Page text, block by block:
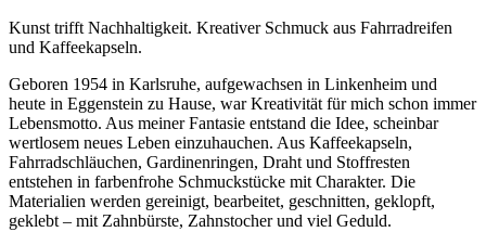
Kunst trifft Nachhaltigkeit. Kreativer Schmuck aus Fahrradreifen
und Kaffeekapseln.
Geboren 1954 in Karlsruhe, aufgewachsen in Linkenheim und
heute in Eggenstein zu Hause, war Kreativität für mich schon immer
Lebensmotto. Aus meiner Fantasie entstand die Idee, scheinbar
wertlosem neues Leben einzuhauchen. Aus Kaffeekapseln,
Fahrradschläuchen, Gardinenringen, Draht und Stoffresten
entstehen in farbenfrohe Schmuckstücke mit Charakter. Die
Materialien werden gereinigt, bearbeitet, geschnitten, geklopft,
geklebt – mit Zahnbürste, Zahnstocher und viel Geduld.